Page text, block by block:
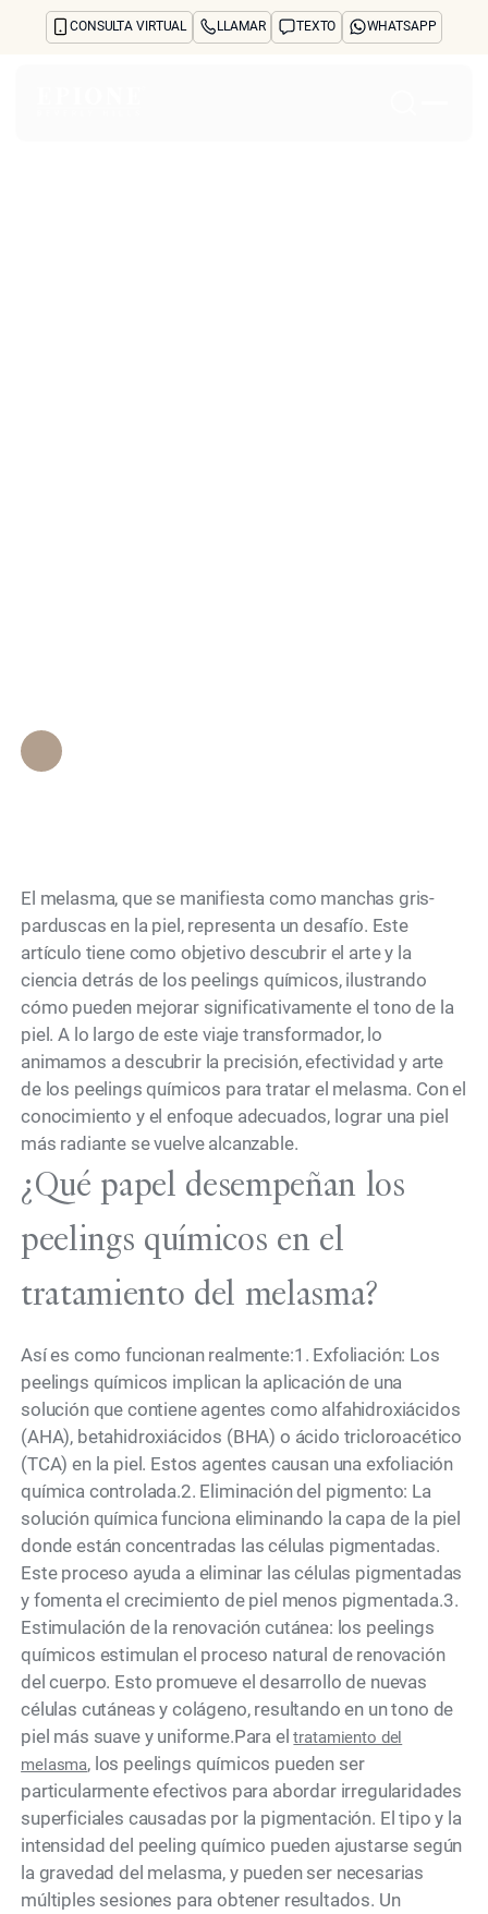
CONSULTA VIRTUAL LLAMAR TEXTO WHATSAPP
El melasma, que se manifiesta como manchas gris-
parduscas en la piel, representa un desafío. Este
artículo tiene como objetivo descubrir el arte y la
ciencia detrás de los peelings químicos, ilustrando
cómo pueden mejorar significativamente el tono de la
piel. A lo largo de este viaje transformador, lo
animamos a descubrir la precisión, efectividad y arte
de los peelings químicos para tratar el melasma. Con el
conocimiento y el enfoque adecuados, lograr una piel
más radiante se vuelve alcanzable.
¿Qué papel desempeñan los
peelings químicos en el
tratamiento del melasma?
Así es como funcionan realmente:1. Exfoliación: Los
peelings químicos implican la aplicación de una
solución que contiene agentes como alfahidroxiácidos
(AHA), betahidroxiácidos (BHA) o ácido tricloroacético
(TCA) en la piel. Estos agentes causan una exfoliación
química controlada.2. Eliminación del pigmento: La
solución química funciona eliminando la capa de la piel
donde están concentradas las células pigmentadas.
Este proceso ayuda a eliminar las células pigmentadas
y fomenta el crecimiento de piel menos pigmentada.3.
Estimulación de la renovación cutánea: los peelings
químicos estimulan el proceso natural de renovación
del cuerpo. Esto promueve el desarrollo de nuevas
células cutáneas y colágeno, resultando en un tono de
piel más suave y uniforme.Para eltratamiento del
melasma, los peelings químicos pueden ser
particularmente efectivos para abordar irregularidades
superficiales causadas por la pigmentación. El tipo y la
intensidad del peeling químico pueden ajustarse según
la gravedad del melasma, y pueden ser necesarias
múltiples sesiones para obtener resultados. Un